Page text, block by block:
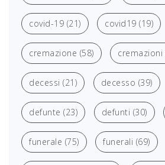
covid-19 (21) covid19 (19)
cremazione (58) cremazioni
decessi (21) decesso (39)
defunte (23) defunti (30)
funerale (75) funerali (69)